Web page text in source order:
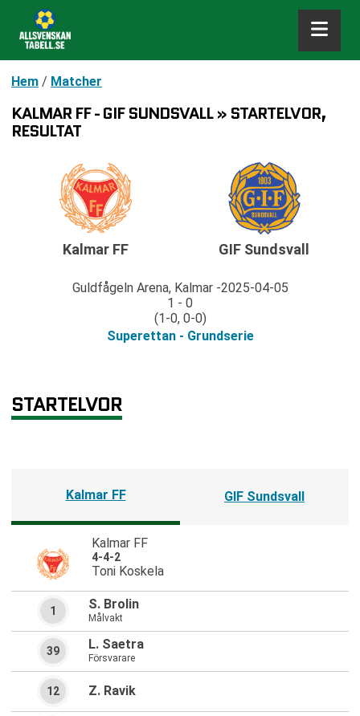
Hem / Matcher
KALMAR FF - GIF SUNDSVALL » STARTELVOR,
RESULTAT
Kalmar FF
Guldfågeln Arena, Kalmar 2025-04-05
1 - 0
(1-0, 0-0)
Superettan - Grundserie
GIF Sundsvall
STARTELVOR
Kalmar FF GIF Sundsvall
Kalmar FF
4-4-2
Toni Koskela
S. Brolin
Målvakt
1
L. Saetra
Försvarare
39
Z. Ravik
12